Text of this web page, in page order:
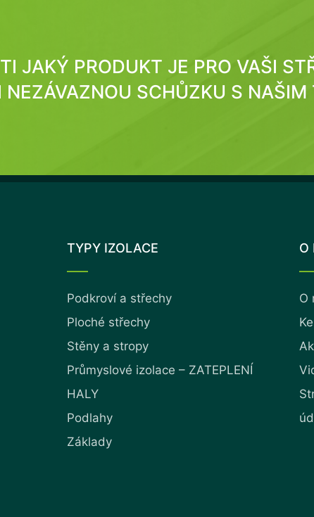
JAKÝ PRODUKT JE PRO VAŠI
NEZÁVAZNOU SCHŮZKU S NAŠIM
TYPY IZOLACE
Podkroví a střechy
Ploché střechy
Stěny a stropy
Průmyslové izolace – ZATEPLENÍ
HALY
Podlahy
Základy
O
O